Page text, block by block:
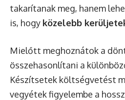
takarítanak meg, hanem
is, hogy közelebb
Mielőtt meghoznátok a
összehasonlítani a
Készítsetek költségvetést
vegyétek figyelembe a